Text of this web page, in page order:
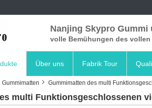
Nanjing Skypro Gummi
volle Bemühungen des
Über uns Fabrik Tour
Gummimatten Gummimatten des multi
multi Funktionsgeschlossenen